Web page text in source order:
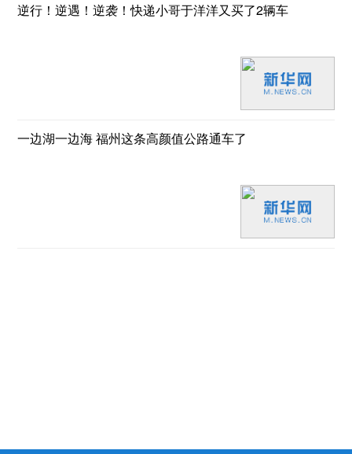
逆行！逆遇！逆袭！快递小哥于洋洋又买了2辆车
一边湖一边海 福州这条高颜值公路通车了